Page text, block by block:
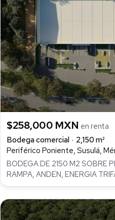
$258,000 MXN en renta
Bodega comercial
2,150 m²
Periférico Poniente, Susulá,
BODEGA DE 2150 M2 SOBRE
RAMPA, ANDEN, ENERGIA